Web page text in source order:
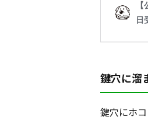
鍵穴に溜
鍵穴にホ